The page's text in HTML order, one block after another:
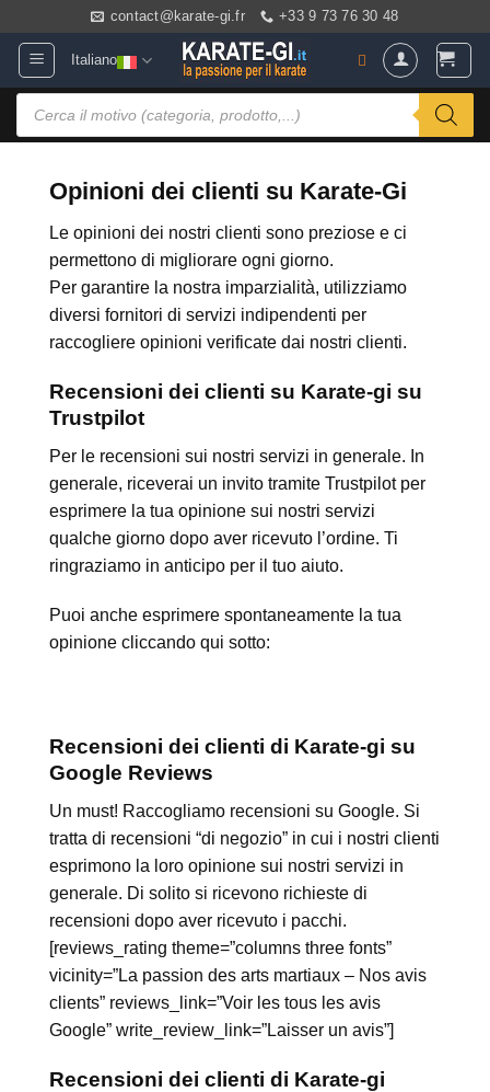
contenuti
contact@karate-gi.fr +33 9 73 76 30 48
Italiano
Ricerca
prodotti
Opinioni dei clienti su Karate-Gi
Le opinioni dei nostri clienti sono preziose e ci
permettono di migliorare ogni giorno.
Per garantire la nostra imparzialità, utilizziamo
diversi fornitori di servizi indipendenti per
raccogliere opinioni verificate dai nostri clienti.
Recensioni dei clienti su Karate-gi su
Trustpilot
Per le recensioni sui nostri servizi in generale. In
generale, riceverai un invito tramite Trustpilot per
esprimere la tua opinione sui nostri servizi
qualche giorno dopo aver ricevuto l’ordine. Ti
ringraziamo in anticipo per il tuo aiuto.
Puoi anche esprimere spontaneamente la tua
opinione cliccando qui sotto:
Recensioni dei clienti di Karate-gi su
Google Reviews
Un must! Raccogliamo recensioni su Google. Si
tratta di recensioni “di negozio” in cui i nostri clienti
esprimono la loro opinione sui nostri servizi in
generale. Di solito si ricevono richieste di
recensioni dopo aver ricevuto i pacchi.
[reviews_rating theme=”columns three fonts”
vicinity=”La passion des arts martiaux – Nos avis
clients” reviews_link=”Voir les tous les avis
Google” write_review_link=”Laisser un avis”]
Recensioni dei clienti di Karate-gi